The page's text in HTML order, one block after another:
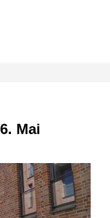
Mai